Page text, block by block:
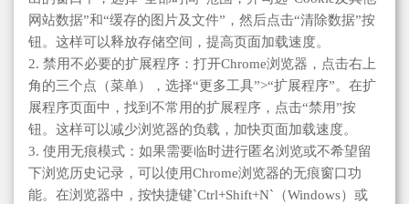
网站数据”和“缓存的图片及文件”，然后点击“清除数据”按
钮。这样可以释放存储空间，提高页面加载速度。
2. 禁用不必要的扩展程序：打开Chrome浏览器，点击右上
角的三个点（菜单），选择“更多工具”>“扩展程序”。在扩
展程序页面中，找到不常用的扩展程序，点击“禁用”按
钮。这样可以减少浏览器的负载，加快页面加载速度。
3. 使用无痕模式：如果需要临时进行匿名浏览或不希望留
下浏览历史记录，可以使用Chrome浏览器的无痕窗口功
能。在浏览器中，按快捷键`Ctrl+Shift+N`（Windows）或